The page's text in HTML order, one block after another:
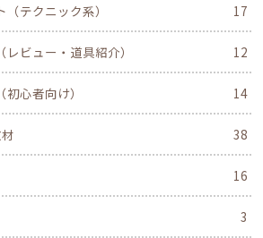
テクニック系） 17
ビュー・道具紹介） 12
心者向け） 14
38
16
3